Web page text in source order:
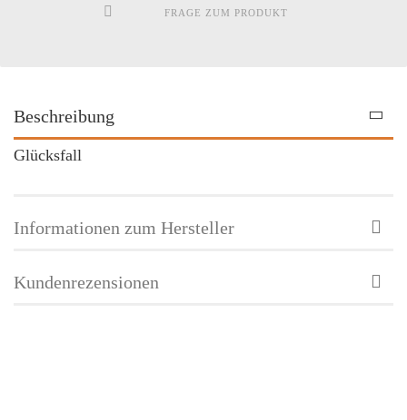
FRAGE ZUM PRODUKT
Beschreibung
Glücksfall
Informationen zum Hersteller
Kundenrezensionen